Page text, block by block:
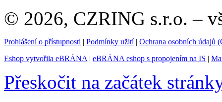
© 2026, CZRING s.r.o. –
Prohlášení o přístupnosti | Podmínky užití| Ochrana osobních údajů
Eshop vytvořila eBRÁNA | eBRÁNA eshop s propojením na IS |
Přeskočit na začátek